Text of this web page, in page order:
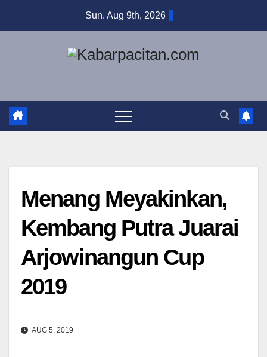
Sun. Aug 9th, 2026
Menang Meyakinkan,
Kembang Putra Juarai
Arjowinangun Cup
2019
AUG 5, 2019